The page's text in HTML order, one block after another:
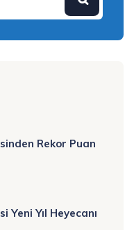
Rekor Puan
Yeni Yıl Heyecanı